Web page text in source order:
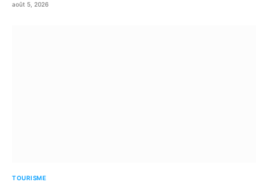
août 5, 2026
TOURISME